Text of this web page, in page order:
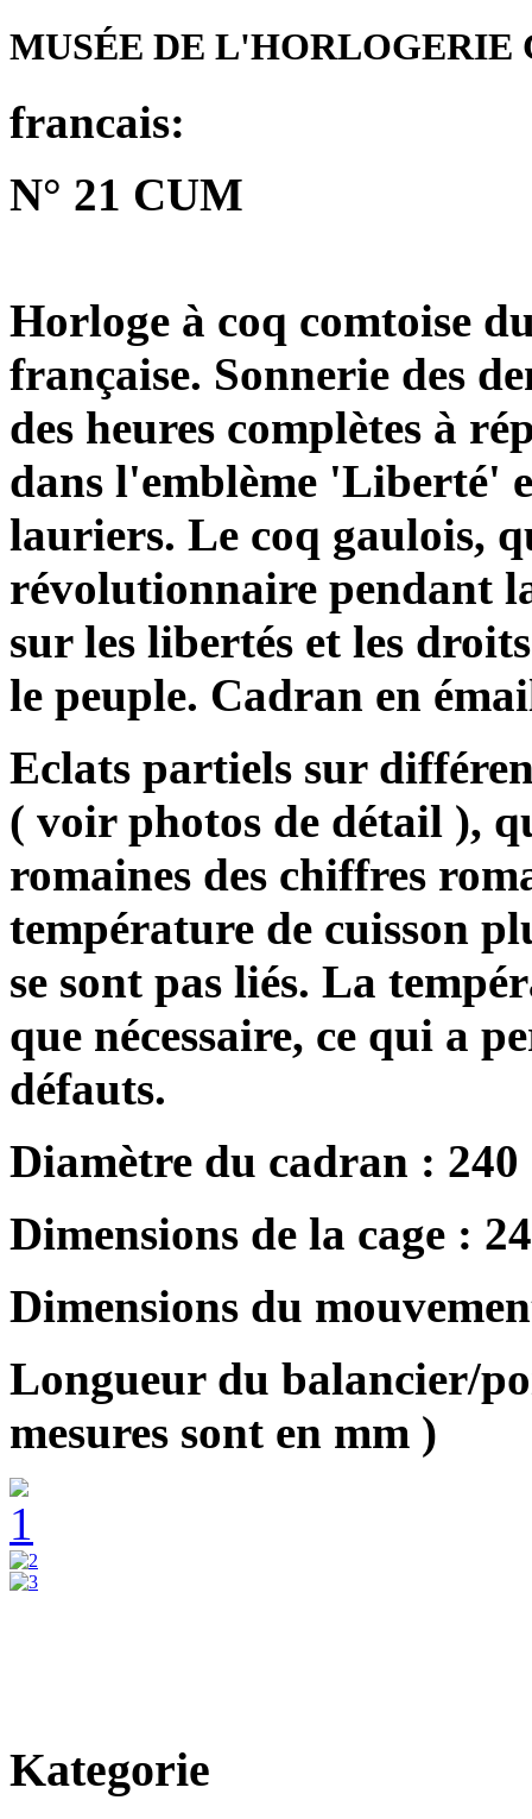
MUSÉE DE L'HORLOGERIE
francais:
N° 21 CUM
Horloge à coq comtoise
française. Sonnerie des
des heures complètes à
dans l'emblème 'Liberté'
lauriers. Le coq gaulois,
révolutionnaire pendant
sur les libertés et les
le peuple. Cadran en
Eclats partiels sur
( voir photos de détail ),
romaines des chiffres
température de cuisson
se sont pas liés. La
que nécessaire, ce qui a
défauts.
Diamètre du cadran : 240
Dimensions de la cage :
Dimensions du
Longueur du balancier/
mesures sont en mm )
Kategorie